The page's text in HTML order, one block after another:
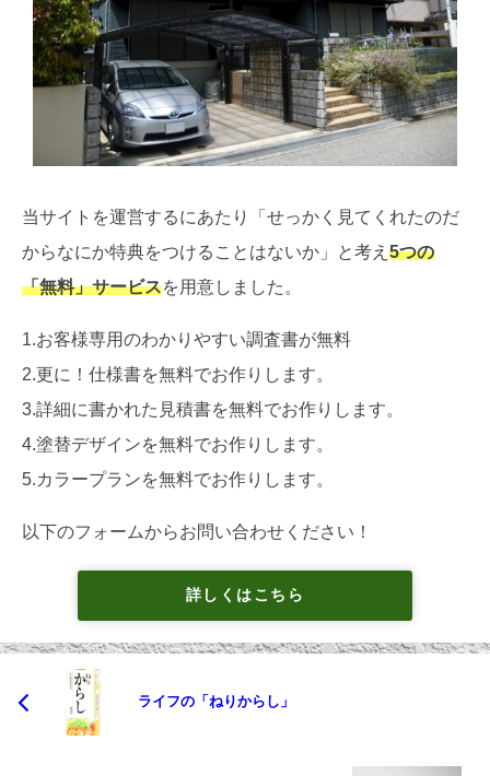
当サイトを運営するにあたり「せっかく見てくれたのだ
からなにか特典をつけることはないか」と考え 5つの
「無料」サービスを用意しました。
1.お客様専用のわかりやすい調査書が無料
2.更に！仕様書を無料でお作りします。
3.詳細に書かれた見積書を無料でお作りします。
4.塗替デザインを無料でお作りします。
5.カラープランを無料でお作りします。
以下のフォームからお問い合わせください！
詳しくはこちら
ライフの「ねりからし」